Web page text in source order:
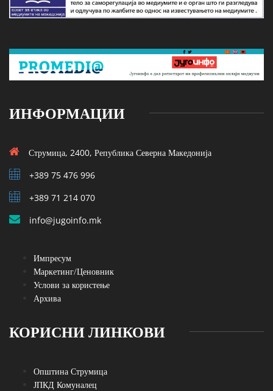
ИНФОРМАЦИИ
Струмица, 2400, Република Северна Македонија
+389 75 476 996
+389 71 214 070
info@jugoinfo.mk
Импресум
Маркетинг/Ценовник
Услови за користење
Архива
КОРИСНИ ЛИНКОВИ
Општина Струмица
ЈПКД Комуналец